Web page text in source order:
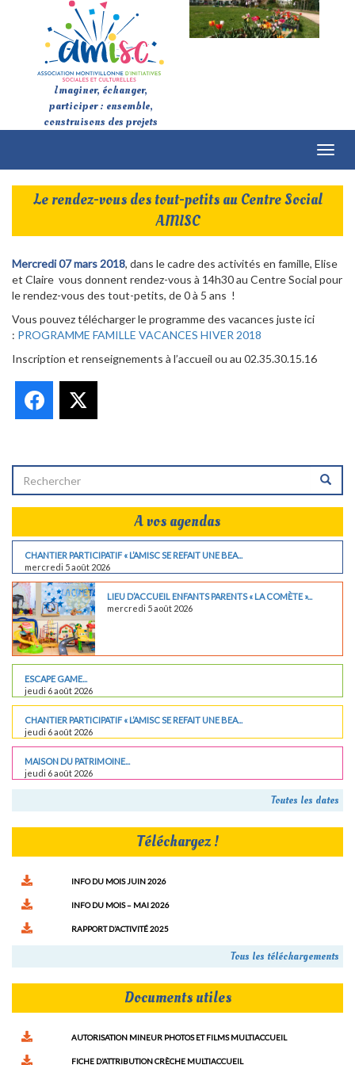
Imaginer, échanger,
participer : ensemble,
construisons des projets
Le rendez-vous des tout-petits au Centre Social
AMISC
Mercredi 07 mars 2018, dans le cadre des activités en famille, Elise
et Claire vous donnent rendez-vous à 14h30 au Centre Social pour
le rendez-vous des tout-petits, de 0 à 5 ans !
Vous pouvez télécharger le programme des vacances juste ici
: PROGRAMME FAMILLE VACANCES HIVER 2018
Inscription et renseignements à l’accueil ou au 02.35.30.15.16
Facebook
A vos agendas
CHANTIER PARTICIPATIF « L’AMISC SE REFAIT UNE BEA...
mercredi 5 août 2026
LIEU D’ACCUEIL ENFANTS PARENTS « LA COMÈTE »...
mercredi 5 août 2026
ESCAPE GAME...
jeudi 6 août 2026
CHANTIER PARTICIPATIF « L’AMISC SE REFAIT UNE BEA...
jeudi 6 août 2026
MAISON DU PATRIMOINE...
jeudi 6 août 2026
Toutes les dates
Téléchargez !
INFO DU MOIS JUIN 2026
INFO DU MOIS – MAI 2026
RAPPORT D’ACTIVITÉ 2025
Tous les téléchargements
Documents utiles
AUTORISATION MINEUR PHOTOS ET FILMS MULTIACCUEIL
FICHE D’ATTRIBUTION CRÈCHE MULTIACCUEIL